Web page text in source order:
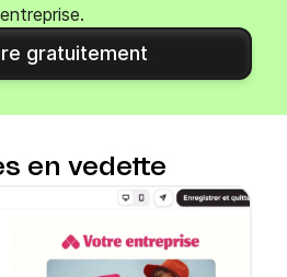
entreprise.
gratuitement
en vedette